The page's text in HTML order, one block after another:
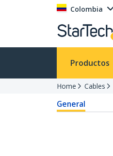
Colombia
Productos
Home Cables
General